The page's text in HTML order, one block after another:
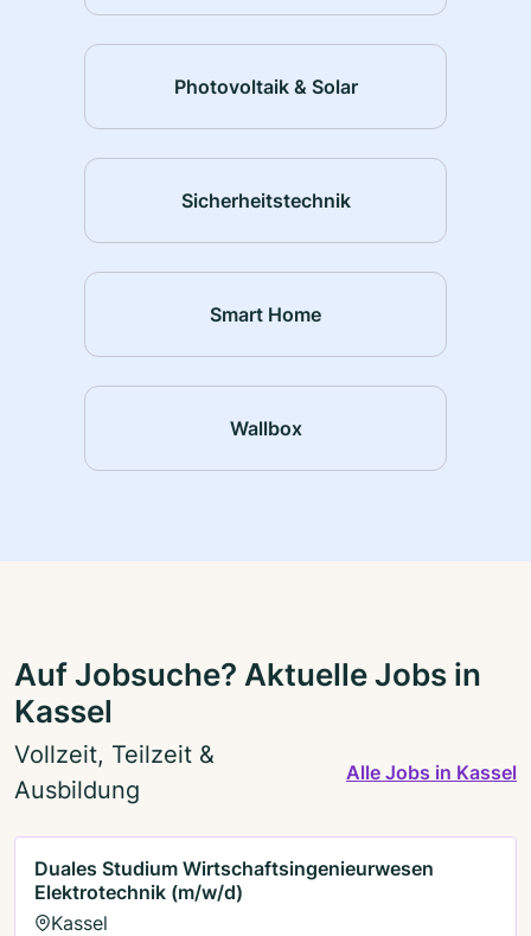
Photovoltaik & Solar
Sicherheitstechnik
Smart Home
Wallbox
Auf Jobsuche? Aktuelle Jobs in
Kassel
Vollzeit, Teilzeit &
Ausbildung
Alle Jobs in Kassel
Duales Studium Wirtschaftsingenieurwesen
Elektrotechnik (m/w/d)
Kassel